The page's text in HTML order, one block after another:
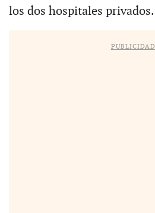
los dos hospitales privados.
PUBLICIDAD